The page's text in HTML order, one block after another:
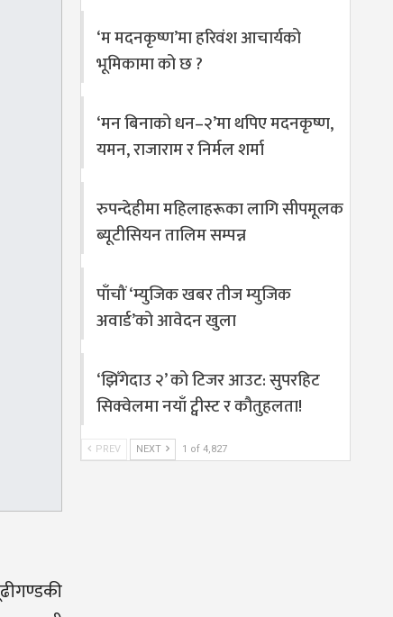
‘म मदनकृष्ण’मा हरिवंश आचार्यको
भूमिकामा को छ ?
‘मन बिनाको धन–२’मा थपिए मदनकृष्ण,
यमन, राजाराम र निर्मल शर्मा
रुपन्देहीमा महिलाहरूका लागि सीपमूलक
ब्यूटीसियन तालिम सम्पन्न
पाँचौं ‘म्युजिक खबर तीज म्युजिक
अवार्ड’को आवेदन खुला
‘झिँगेदाउ २’ को टिजर आउट: सुपरहिट
सिक्वेलमा नयाँ ट्वीस्ट र कौतुहलता!
PREV NEXT 1 of 4,827